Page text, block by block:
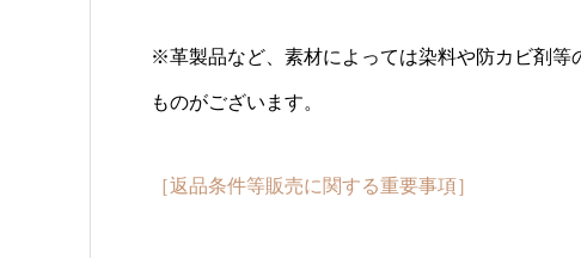
※革製品など、素材によっては染料や防カビ剤等
ものがございます。
［返品条件等販売に関する重要事項］